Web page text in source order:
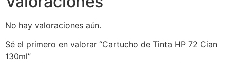
No hay valoraciones aún.
Sé el primero en valorar “Cartucho de Tinta HP 72 Cian
130ml”